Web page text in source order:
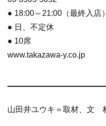
● 18:00～21:00（最終入店）
● 日、不定休
● 10席
www.takazawa-y.co.jp
山田井ユウキ＝取材、文